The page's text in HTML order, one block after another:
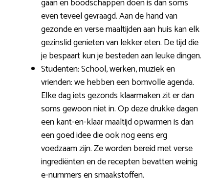
even teveel gevraagd. Aan de hand van
gezonde en verse maaltijden aan huis kan elk
gezinslid genieten van lekker eten. De tijd die
je bespaart kun je besteden aan leuke dingen.
Studenten: School, werken, muziek en
vrienden: we hebben een bomvolle agenda.
Elke dag iets gezonds klaarmaken zit er dan
soms gewoon niet in. Op deze drukke dagen
een kant-en-klaar maaltijd opwarmen is dan
een goed idee die ook nog eens erg
voedzaam zijn. Ze worden bereid met verse
ingrediënten en de recepten bevatten weinig
e-nummers en smaakstoffen.